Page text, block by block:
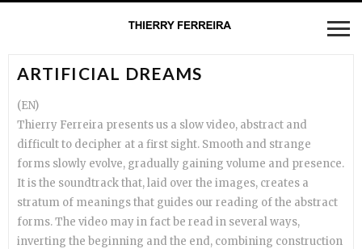
ARTIFICIAL DREAMS
(EN)
Thierry Ferreira presents us a slow video, abstract and
difficult to decipher at a first sight. Smooth and strange
forms slowly evolve, gradually gaining volume and presence.
It is the soundtrack that, laid over the images, creates a
stratum of meanings that guides our reading of the abstract
forms. The video may in fact be read in several ways,
inverting the beginning and the end, combining construction